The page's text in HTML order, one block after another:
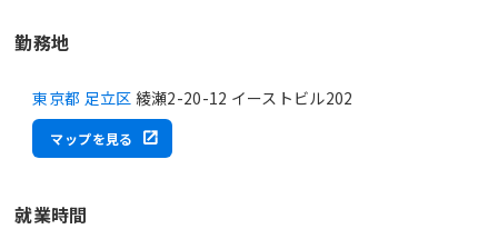
勤務地
東京都 足立区 綾瀬2-20-12 イーストビル202
マップを見る
就業時間